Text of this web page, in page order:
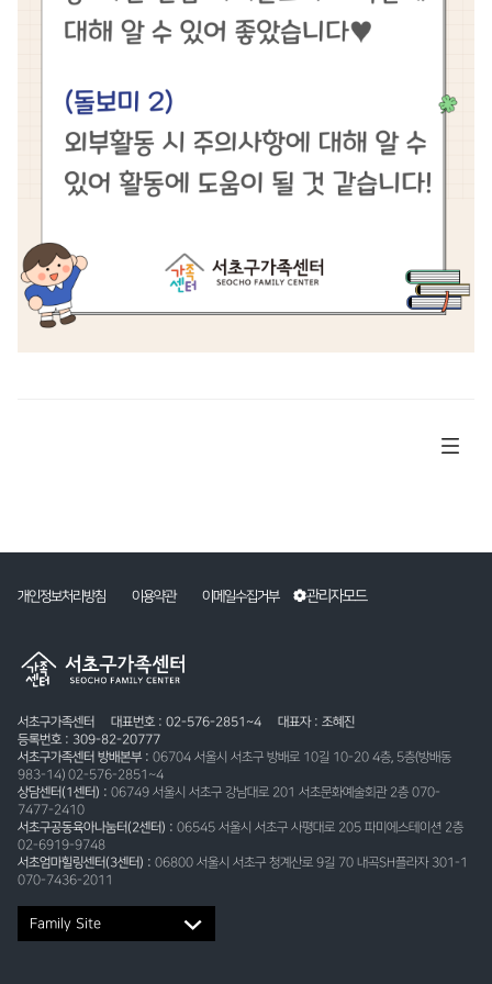
개인정보처리방침 이용약관 이메일수집거부 관리자모드
서초구가족센터 대표번호 : 02-576-2851~4
대표자 : 조혜진
등록번호 : 309-82-20777
서초구가족센터 방배본부 : 06704 서울시 서초구 방배로 10길 10-20 4층, 5층(방배동
983-14) 02-576-2851~4
상담센터(1센터) : 06749 서울시 서초구 강남대로 201 서초문화예술회관 2층 070-
7477-2410
서초구공동육아나눔터(2센터) : 06545 서울시 서초구 사평대로 205 파미에스테이션 2층
02-6919-9748
서초엄마힐링센터(3센터) : 06800 서울시 서초구 청계산로 9길 70 내곡SH플라자 301-1
070-7436-2011
Family Site